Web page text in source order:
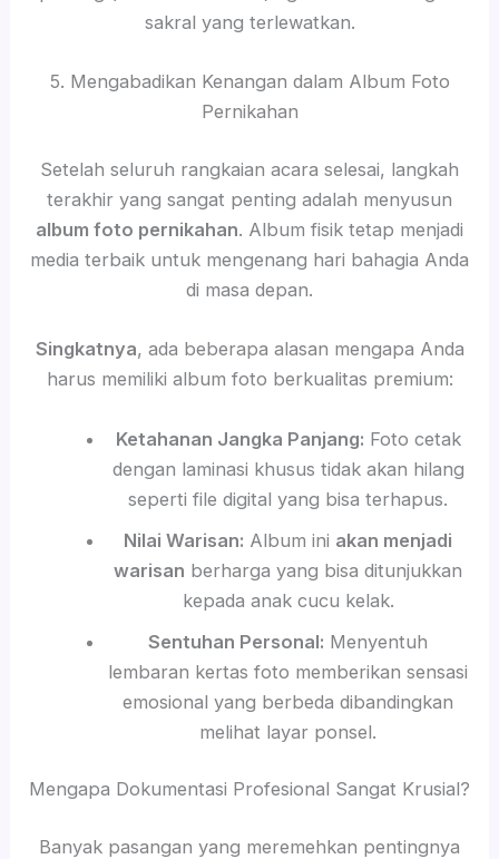
sakral yang terlewatkan.
5. Mengabadikan Kenangan dalam Album Foto
Pernikahan
Setelah seluruh rangkaian acara selesai, langkah
terakhir yang sangat penting adalah menyusun
album foto pernikahan. Album fisik tetap menjadi
media terbaik untuk mengenang hari bahagia Anda
di masa depan.
Singkatnya, ada beberapa alasan mengapa Anda
harus memiliki album foto berkualitas premium:
Ketahanan Jangka Panjang: Foto cetak
dengan laminasi khusus tidak akan hilang
seperti file digital yang bisa terhapus.
Nilai Warisan: Album ini akan menjadi
warisan berharga yang bisa ditunjukkan
kepada anak cucu kelak.
Sentuhan Personal: Menyentuh
lembaran kertas foto memberikan sensasi
emosional yang berbeda dibandingkan
melihat layar ponsel.
Mengapa Dokumentasi Profesional Sangat Krusial?
Banyak pasangan yang meremehkan pentingnya